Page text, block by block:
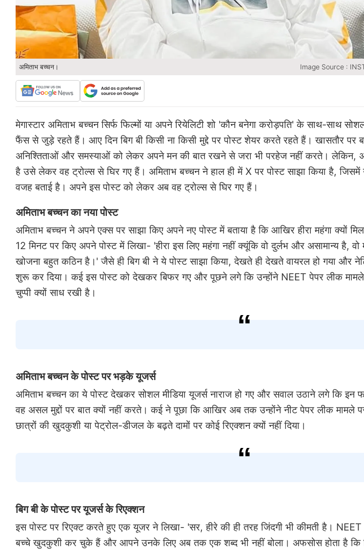
अमिताभ बच्चन। Image Source :
मेगास्टार अमिताभ बच्चन सिर्फ फिल्मों या अपने रियेलिटी शो 'कौन बनेगा करोड़पति' के साथ-साथ
फैंस से जुड़े रहते हैं। आए दिन बिग बी किसी ना किसी मुद्दे पर पोस्ट शेयर करते रहते हैं। खासतौर पर
अनिश्तिताओं और समस्याओं को लेकर अपने मन की बात रखने से जरा भी परहेज नहीं करते। लेकिन, अब
है उसे लेकर वह ट्रोल्स से घिर गए हैं। अमिताभ बच्चन ने हाल ही में X पर पोस्ट साझा किया है, जिसमें
वजह बताई है। अपने इस पोस्ट को लेकर अब वह ट्रोल्स से घिर गए हैं।
अमिताभ बच्चन का नया पोस्ट
अमिताभ बच्चन ने अपने एक्स पर साझा किए अपने नए पोस्ट में बताया है कि आखिर हीरा महंगा क्यों
12 मिनट पर किए अपने पोस्ट में लिखा- 'हीरा इस लिए महंगा नहीं क्यूंकि वो दुर्लभ और असामान्य है,
खोजना बहुत कठिन है।' जैसे ही बिग बी ने ये पोस्ट साझा किया, देखते ही देखते वायरल हो गया और
शुरू कर दिया। कई इस पोस्ट को देखकर बिफर गए और पूछने लगे कि उन्होंने NEET पेपर लीक
चुप्पी क्यों साध रखी है।
अमिताभ बच्चन के पोस्ट पर भड़के यूजर्स
अमिताभ बच्चन का ये पोस्ट देखकर सोशल मीडिया यूजर्स नाराज हो गए और सवाल उठाने लगे कि इन
वह असल मुद्दों पर बात क्यों नहीं करते। कई ने पूछा कि आखिर अब तक उन्होंने नीट पेपर लीक मामले
छात्रों की खुदकुशी या पेट्रोल-डीजल के बढ़ते दामों पर कोई रिएक्शन क्यों नहीं दिया।
बिग बी के पोस्ट पर यूजर्स के रिएक्शन
इस पोस्ट पर रिएक्ट करते हुए एक यूजर ने लिखा- 'सर, हीरे की ही तरह जिंदगी भी कीमती है।
बच्चे खुदकुशी कर चुके हैं और आपने उनके लिए अब तक एक शब्द भी नहीं बोला। अफसोस होता है कि